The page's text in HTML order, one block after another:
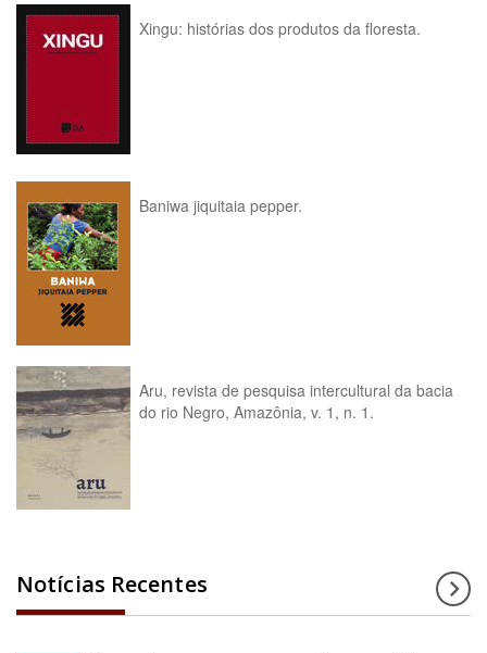
Xingu: histórias dos produtos da floresta.
Baniwa jiquitaia pepper.
Aru, revista de pesquisa intercultural da bacia
do rio Negro, Amazônia, v. 1, n. 1.
Notícias Recentes